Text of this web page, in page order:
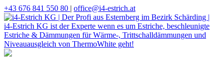
+43 676 841 550 80 | office@i4-estrich.at